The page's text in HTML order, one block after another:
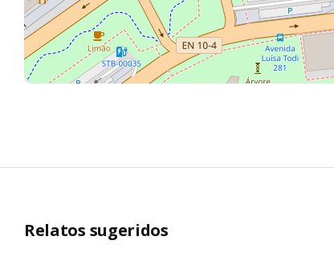
Relatos sugeridos